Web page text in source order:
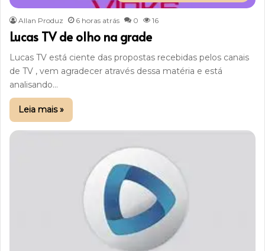
Allan Produz 6 horas atrás 0 16
Lucas TV de olho na grade
Lucas TV está ciente das propostas recebidas pelos canais
de TV , vem agradecer através dessa matéria e está
analisando…
Leia mais »